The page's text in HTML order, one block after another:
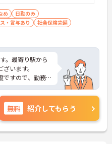
め
日勤のみ
・賞与あり
社会保険完備
。最寄り駅から
います。
ですので、勤務
されてしっかり
ヶ月分の支給実績
ントなど、さら
軽にご相談くだ
無料 紹介してもらう